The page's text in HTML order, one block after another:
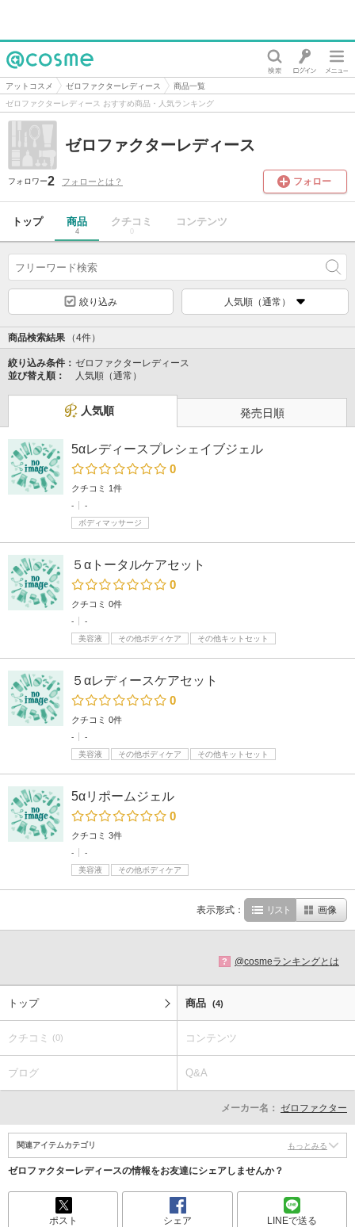
@cosme
アットコスメ ゼロファクターレディース
商品一覧
ゼロファクターレディース おすすめ商品・人気ランキング
ゼロファクターレディース
フォロワー2 フォローとは？ フォロー
トップ 商品
4
クチコミ
0
コンテンツ
絞り込み 人気順（通常）
商品検索結果 （4件）
絞り込み条件： ゼロファクターレディース
並び替え順：
人気順（通常）
人気順 発売日順
5αレディースプレシェイブジェル
0
クチコミ 1件
-
-
ボディマッサージ
５αトータルケアセット
0
クチコミ 0件
-
-
美容液
その他ボディケア その他キットセット
５αレディースケアセット
0
クチコミ 0件
-
-
美容液
その他ボディケア その他キットセット
5αリポームジェル
0
クチコミ 3件
-
-
美容液
その他ボディケア
表示形式： リスト 画像
? @cosmeランキングとは
トップ 商品 (4)
クチコミ (0) コンテンツ
ブログ Q&A
メーカー名： ゼロファクター
関連アイテムカテゴリ もっとみる
ゼロファクターレディースの情報をお友達にシェアしませんか？
ポスト シェア LINEで送る